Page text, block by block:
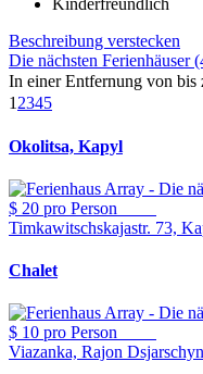
Kinderfreundlich
Beschreibung verstecken
Die nächsten Ferienhäuser
In einer Entfernung von bis
1 2345
Okolitsa, Kapyl
$ 20 pro Person
Timkawitschskajastr. 73,
Chalet
$ 10 pro Person
Viazanka, Rajon